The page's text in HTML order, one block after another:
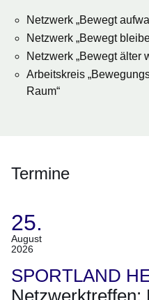
Netzwerk „Bewegt
Netzwerk „Bewegt
Netzwerk „Bewegt älter
Arbeitskreis
Raum“
Termine
25.
August
2026
(Termin:
25.
August
SPORTLAND